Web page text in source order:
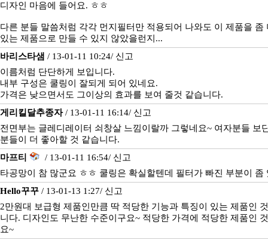
디자인 마음에 들어요. ㅎㅎ
다른 분들 말씀처럼 각각 먼지필터만 적용되어 나와도 이 제품을 좀
있는 제품으로 만들 수 있지 않았을런지...
바리스타샘 / 13-01-11 10:24/ 신고
이름처럼 단단하게 보입니다.
내부 구성은 쿨링이 잘되게 되어 있네요.
가격은 낮으면서도 그이상의 효과를 보여 줄것 같습니다.
게리킬달추종자/ 13-01-11 16:14/ 신고
전면부는 글레디레이터 쇠창살 느낌이랄까 그렇네요~ 여자분들 보
분들이 더 좋아할 것 같습니다.
마프티
/ 13-01-11 16:54/ 신고
타공망이 참 많군요 ㅎㅎ 쿨링은 확실할텐데 필터가 빠진 부분이 좀
Hello꾸꾸 / 13-01-13 1:27/ 신고
2만원대 보급형 제품인만큼 딱 적당한 기능과 특징이 있는 제품인
니다. 디자인도 무난한 수준이구요~ 적당한 가격에 적당한 제품인
요~